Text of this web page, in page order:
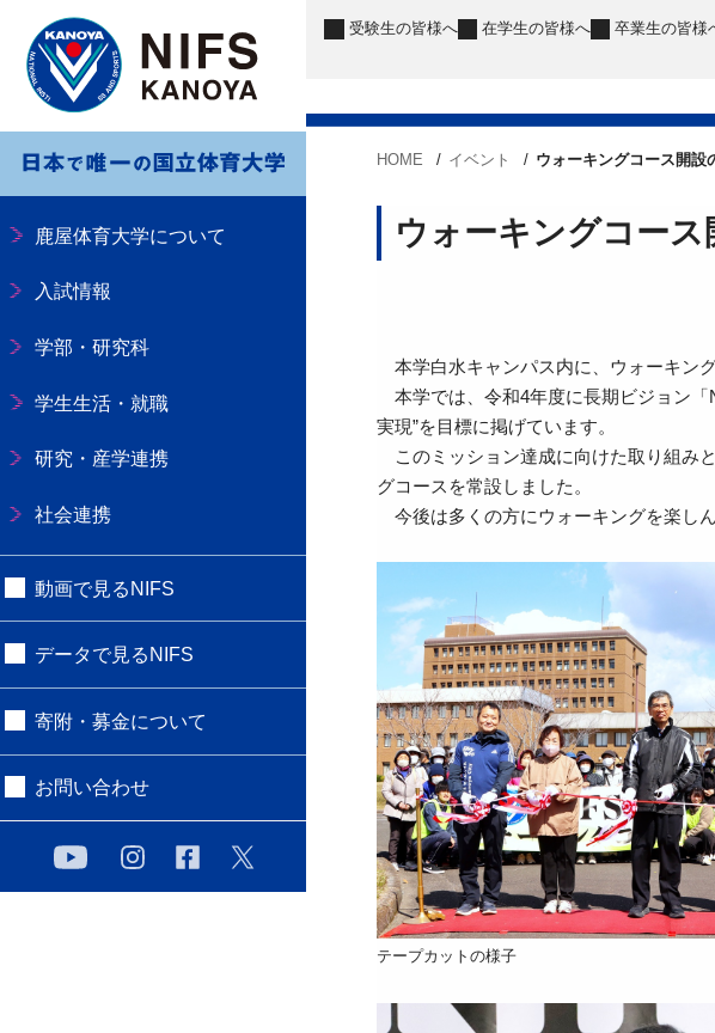
鹿屋体育大学について
入試情報
学部・研究科
学生生活・就職
研究・産学連携
社会連携
動画で見るNIFS
データで見るNIFS
寄附・募金について
お問い合わせ
受験生の皆様へ 在学生の皆様へ 卒業生の皆様
HOME イベント ウォーキングコース開設
ウォーキングコース
本学白水キャンパス内に、ウォーキン
本学では、令和4年度に長期ビジョン「
実現”を目標に掲げています。
このミッション達成に向けた取り組み
グコースを常設しました。
今後は多くの方にウォーキングを楽し
テープカットの様子